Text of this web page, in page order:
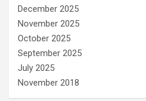
December 2025
November 2025
October 2025
September 2025
July 2025
November 2018